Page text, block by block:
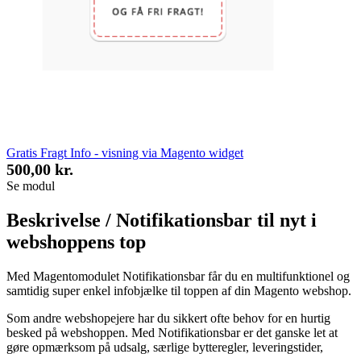
Gratis Fragt Info - visning via Magento widget
500,00 kr.
Se modul
Beskrivelse / Notifikationsbar til nyt i
webshoppens top
Med Magentomodulet Notifikationsbar får du en multifunktionel og
samtidig super enkel infobjælke til toppen af din Magento webshop.
Som andre webshopejere har du sikkert ofte behov for en hurtig
besked på webshoppen. Med Notifikationsbar er det ganske let at
gøre opmærksom på udsalg, særlige bytteregler, leveringstider,